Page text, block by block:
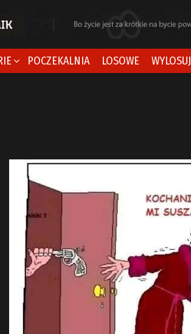
POCZEKALNIA LOSOWE WYLOSUJ